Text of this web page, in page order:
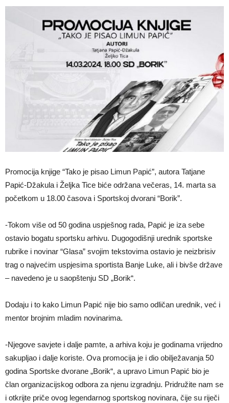
Promocija knjige “Tako je pisao Limun Papić”, autora Tatjane
Papić-Džakula i Željka Tice biće održana večeras, 14. marta sa
početkom u 18.00 časova i Sportskoj dvorani “Borik”.
-Tokom više od 50 godina uspješnog rada, Papić je iza sebe
ostavio bogatu sportsku arhivu. Dugogodišnji urednik sportske
rubrike i novinar “Glasa” svojim tekstovima ostavio je neizbrisiv
trag o najvećim uspjesima sportista Banje Luke, ali i bivše države
– navedeno je u saopštenju SD „Borik“.
Dodaju i to kako Limun Papić nije bio samo odličan urednik, već i
mentor brojnim mladim novinarima.
-Njegove savjete i dalje pamte, a arhiva koju je godinama vrijedno
sakupljao i dalje koriste. Ova promocija je i dio obilježavanja 50
godina Sportske dvorane „Borik“, a upravo Limun Papić bio je
član organizacijskog odbora za njenu izgradnju. Pridružite nam se
i otkrijte priče ovog legendarnog sportskog novinara, čije su riječi